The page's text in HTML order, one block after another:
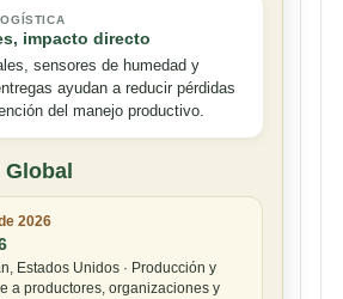
impacto directo
sensores de humedad y
ayudan a reducir pérdidas
del manejo productivo.
2026
Estados Unidos · Producción y
a productores, organizaciones y